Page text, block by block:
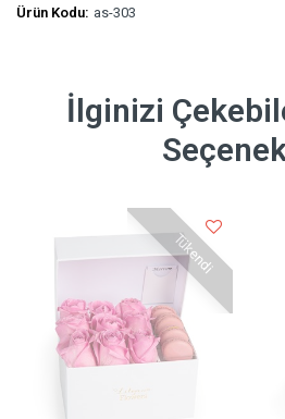
Ürün Kodu: as-303
İlginizi
Tükendi